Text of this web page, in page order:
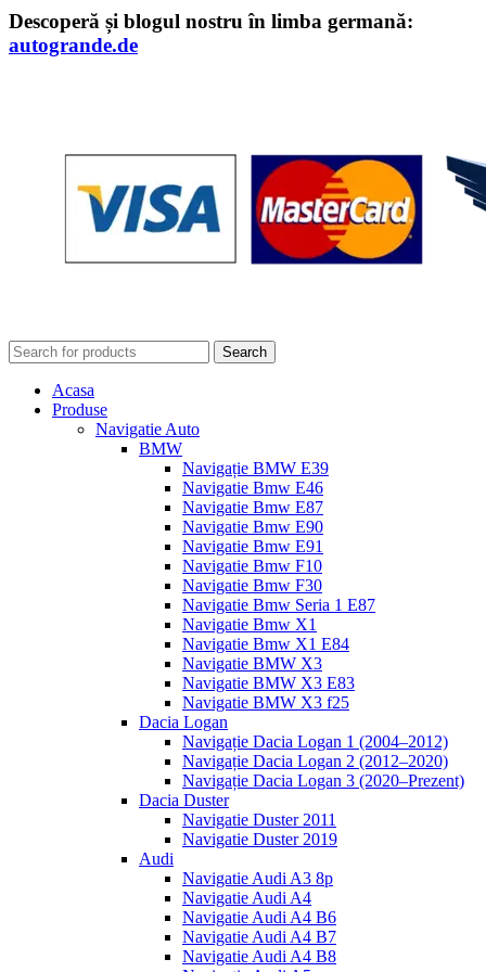
Descoperă și blogul nostru în limba germană:
autogrande.de
Search
Acasa
Produse
Navigatie Auto
BMW
Navigație BMW E39
Navigatie Bmw E46
Navigatie Bmw E87
Navigatie Bmw E90
Navigatie Bmw E91
Navigatie Bmw F10
Navigatie Bmw F30
Navigatie Bmw Seria 1 E87
Navigatie Bmw X1
Navigatie Bmw X1 E84
Navigatie BMW X3
Navigatie BMW X3 E83
Navigatie BMW X3 f25
Dacia Logan
Navigație Dacia Logan 1 (2004–2012)
Navigație Dacia Logan 2 (2012–2020)
Navigație Dacia Logan 3 (2020–Prezent)
Dacia Duster
Navigatie Duster 2011
Navigatie Duster 2019
Audi
Navigatie Audi A3 8p
Navigatie Audi A4
Navigatie Audi A4 B6
Navigatie Audi A4 B7
Navigatie Audi A4 B8